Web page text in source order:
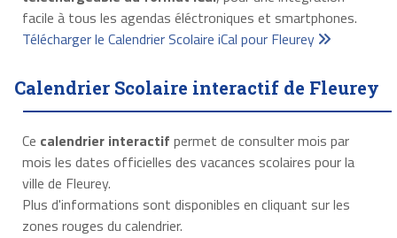
facile à tous les agendas éléctroniques et smartphones.
Télécharger le Calendrier Scolaire iCal pour Fleurey
Calendrier Scolaire interactif de Fleurey
Ce calendrier interactif permet de consulter mois par
mois les dates officielles des vacances scolaires pour la
ville de Fleurey.
Plus d'informations sont disponibles en cliquant sur les
zones rouges du calendrier.